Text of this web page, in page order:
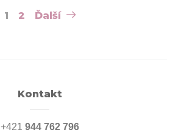
1 2 Ďalší
Kontakt
+421 944 762 796